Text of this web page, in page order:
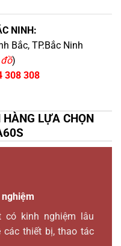
NINH:
Bắc, TP.Bắc Ninh
)
308 308
HÀNG LỰA CHỌN
kinh nghiệm lâu
các thiết bị, thao tác